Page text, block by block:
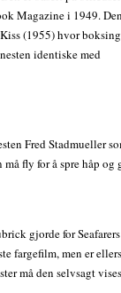
Magazine i 1949.
(1955) hvor
identiske med
Fred Stadmueller
fly for å spre håp og
gjorde for Seafarers
fargefilm, men er
må den selvsagt